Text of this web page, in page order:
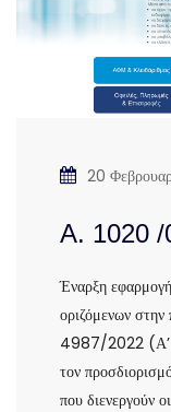
20
Α. 1020 /
Έναρξη
οριζόμενων
4987/2022 (Α’
τον
που διενεργούν